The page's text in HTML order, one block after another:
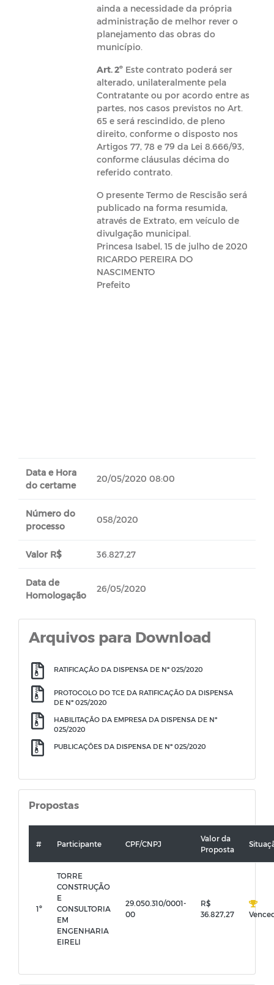
ainda a necessidade da própria
administração de melhor rever o
planejamento das obras do
município.
Art. 2ºEste contrato poderá ser
alterado, unilateralmente pela
Contratante ou por acordo entre as
partes, nos casos previstos no Art.
65 e será rescindido, de pleno
direito, conforme o disposto nos
Artigos 77, 78 e 79 da Lei 8.666/93,
conforme cláusulas décima do
referido contrato.
O presente Termo de Rescisão será
publicado na forma resumida,
através de Extrato, em veículo de
divulgação municipal.
Princesa Isabel, 15 de julho de 2020
RICARDO PEREIRA DO
NASCIMENTO
Prefeito
Data e Hora
do certame
20/05/2020 08:00
Número do
processo
058/2020
Valor R$ 36.827,27
Data de
Homologação
26/05/2020
Arquivos para Download
RATIFICAÇÃO DA DISPENSA DE Nº 025/2020
PROTOCOLO DO TCE DA RATIFICAÇÃO DA DISPENSA
DE Nº 025/2020
HABILITAÇÃO DA EMPRESA DA DISPENSA DE Nº
025/2020
PUBLICAÇÕES DA DISPENSA DE Nº 025/2020
Propostas
# Participante CPF/CNPJ
Valor da
Proposta
1º
TORRE
CONSTRUÇÃO
E
CONSULTORIA
EM
ENGENHARIA
EIRELI
29.050.310/0001-
00
R$
36.827,27